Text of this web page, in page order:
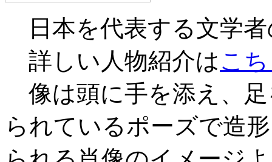
日本を代表する文学者
詳しい人物紹介はこ
像は頭に手を添え、
られているポーズで造